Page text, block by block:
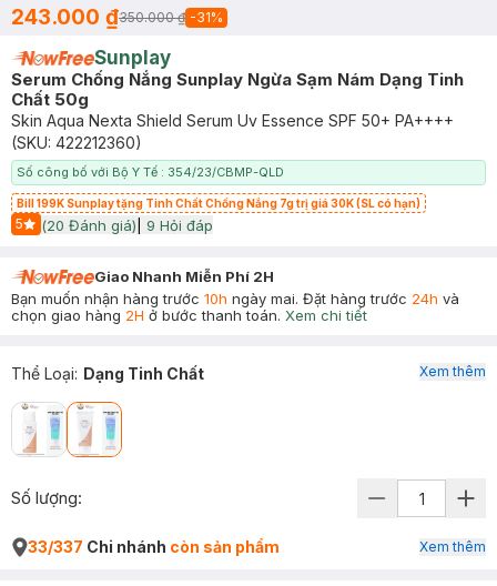
243.000 ₫350.000 ₫ -31%
Sunplay
Serum Chống Nắng Sunplay Ngừa Sạm Nám Dạng Tinh
Chất 50g
Skin Aqua Nexta Shield Serum Uv Essence SPF 50+ PA++++
(SKU: 422212360)
Số công bố với Bộ Y Tế : 354/23/CBMP-QLD
Bill 199K Sunplay tặng Tinh Chất Chống Nắng 7g trị giá 30K (SL có hạn)
5
Start Icon
(20 Đánh giá) 9 Hỏi đáp
Giao Nhanh Miễn Phí 2H
Bạn muốn nhận hàng trước 10h ngày mai. Đặt hàng trước 24h và
chọn giao hàng 2H ở bước thanh toán. Xem chi tiết
Thể Loại: Dạng Tinh Chất Xem thêm
Số lượng:
33/337 Chi nhánh còn sản phẩm Xem thêm